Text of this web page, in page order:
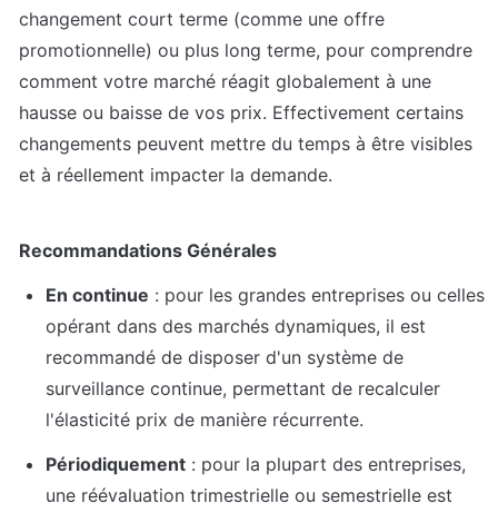
changement court terme (comme une offre
promotionnelle) ou plus long terme, pour comprendre
comment votre marché réagit globalement à une
hausse ou baisse de vos prix. Effectivement certains
changements peuvent mettre du temps à être visibles
et à réellement impacter la demande.
Recommandations Générales
En continue : pour les grandes entreprises ou celles
opérant dans des marchés dynamiques, il est
recommandé de disposer d'un système de
surveillance continue, permettant de recalculer
l'élasticité prix de manière récurrente.
Périodiquement : pour la plupart des entreprises,
une réévaluation trimestrielle ou semestrielle est